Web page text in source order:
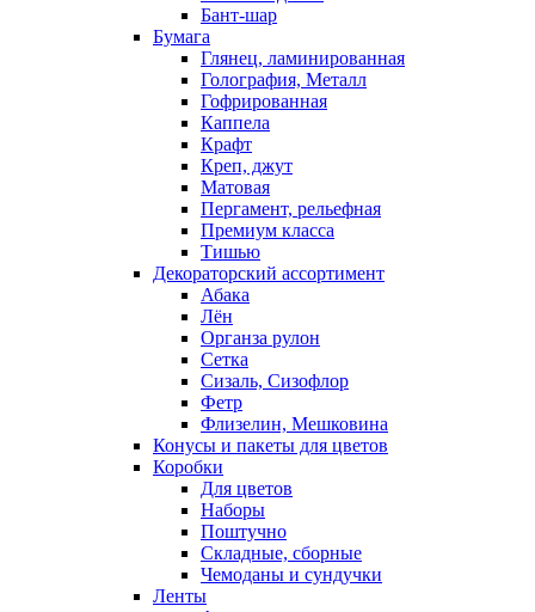
Бант-шар
Бумага
Глянец, ламинированная
Голография, Металл
Гофрированная
Каппела
Крафт
Креп, джут
Матовая
Пергамент, рельефная
Премиум класса
Тишью
Декораторский ассортимент
Абака
Лён
Органза рулон
Сетка
Сизаль, Сизофлор
Фетр
Флизелин, Мешковина
Конусы и пакеты для цветов
Коробки
Для цветов
Наборы
Поштучно
Складные, сборные
Чемоданы и сундучки
Ленты